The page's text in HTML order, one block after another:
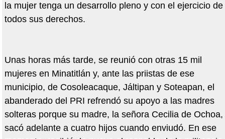
la mujer tenga un desarrollo pleno y con el ejercicio de
todos sus derechos.
Unas horas más tarde, se reunió con otras 15 mil
mujeres en Minatitlán y, ante las priistas de ese
municipio, de Cosoleacaque, Jáltipan y Soteapan, el
abanderado del PRI refrendó su apoyo a las madres
solteras porque su madre, la señora Cecilia de Ochoa,
sacó adelante a cuatro hijos cuando enviudó. En ese